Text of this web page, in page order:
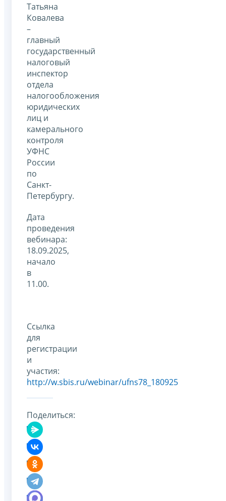
Татьяна
Ковалева
–
главный
государственный
налоговый
инспектор
отдела
налогообложения
юридических
лиц и
камерального
контроля
УФНС
России
по
Санкт-
Петербургу.
Дата
проведения
вебинара:
18.09.2025,
начало
в
11.00.
Ссылка
для
регистрации
и
участия:
http://w.sbis.ru/webinar/ufns78_180925
Поделиться: